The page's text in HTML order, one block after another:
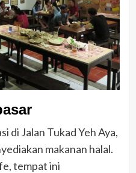
di Jalan Tukad Yeh Aya,
makanan halal.
tempat ini